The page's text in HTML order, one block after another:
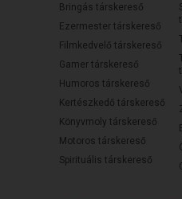
Bringás társkereső
Ezermester társkereső
Filmkedvelő társkereső
Gamer társkereső
Humoros társkereső
Kertészkedő társkereső
Könyvmoly társkereső
Motoros társkereső
Spirituális társkereső